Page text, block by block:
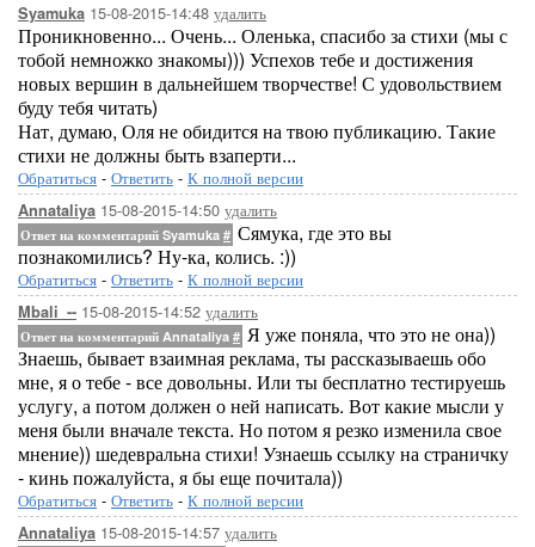
Syamuka 15-08-2015-14:48 удалить
Проникновенно... Очень... Оленька, спасибо за стихи (мы с
тобой немножко знакомы))) Успехов тебе и достижения
новых вершин в дальнейшем творчестве! С удовольствием
буду тебя читать)
Нат, думаю, Оля не обидится на твою публикацию. Такие
стихи не должны быть взаперти...
Обратиться - Ответить - К полной версии
Annataliya 15-08-2015-14:50 удалить
Ответ на комментарий Syamuka # Сямука, где это вы
познакомились? Ну-ка, колись. :))
Обратиться - Ответить - К полной версии
Mbali_-- 15-08-2015-14:52 удалить
Ответ на комментарий Annataliya # Я уже поняла, что это не она))
Знаешь, бывает взаимная реклама, ты рассказываешь обо
мне, я о тебе - все довольны. Или ты бесплатно тестируешь
услугу, а потом должен о ней написать. Вот какие мысли у
меня были вначале текста. Но потом я резко изменила свое
мнение)) шедевральна стихи! Узнаешь ссылку на страничку
- кинь пожалуйста, я бы еще почитала))
Обратиться - Ответить - К полной версии
Annataliya 15-08-2015-14:57 удалить